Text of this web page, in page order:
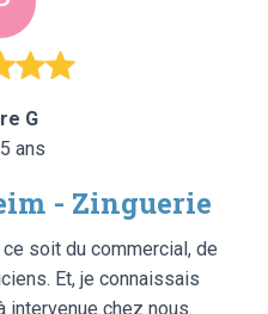
G
ans
- Zinguerie
soit du commercial, de
Et, je connaissais
intervenue chez nous.